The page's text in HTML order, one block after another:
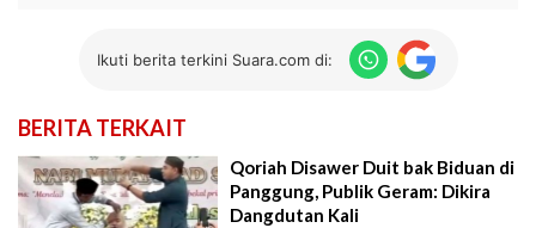
Ikuti berita terkini Suara.com di:
BERITA TERKAIT
Qoriah Disawer Duit bak Biduan di
Panggung, Publik Geram: Dikira
Dangdutan Kali